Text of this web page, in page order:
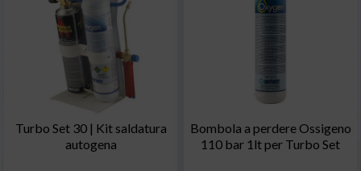
Turbo Set 30 | Kit saldatura
autogena
Bombola a perdere Ossigeno
110 bar 1lt per Turbo Set